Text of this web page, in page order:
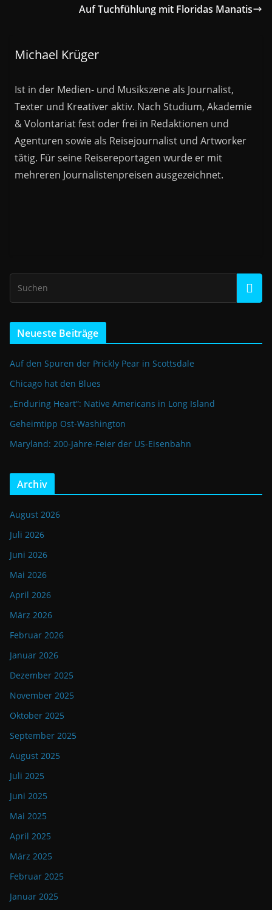
Auf Tuchfühlung mit Floridas Manatis
Michael Krüger
Ist in der Medien- und Musikszene als Journalist,
Texter und Kreativer aktiv. Nach Studium, Akademie
& Volontariat fest oder frei in Redaktionen und
Agenturen sowie als Reisejournalist und Artworker
tätig. Für seine Reisereportagen wurde er mit
mehreren Journalistenpreisen ausgezeichnet.
Neueste Beiträge
Auf den Spuren der Prickly Pear in Scottsdale
Chicago hat den Blues
„Enduring Heart“: Native Americans in Long Island
Geheimtipp Ost-Washington
Maryland: 200-Jahre-Feier der US-Eisenbahn
Archiv
August 2026
Juli 2026
Juni 2026
Mai 2026
April 2026
März 2026
Februar 2026
Januar 2026
Dezember 2025
November 2025
Oktober 2025
September 2025
August 2025
Juli 2025
Juni 2025
Mai 2025
April 2025
März 2025
Februar 2025
Januar 2025